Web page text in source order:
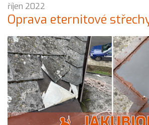
říjen 2022
Oprava eternitové